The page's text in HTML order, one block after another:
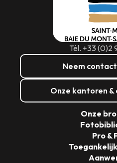
Tél. +33 (0)2
Neem
Onze kantoren
Onze
Pro &